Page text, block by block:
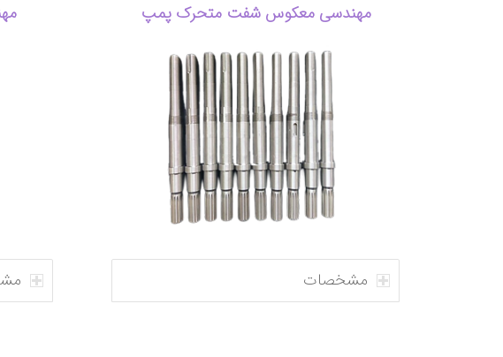
مهندسی معکوس شفت متحرک پمپ
مشخصات